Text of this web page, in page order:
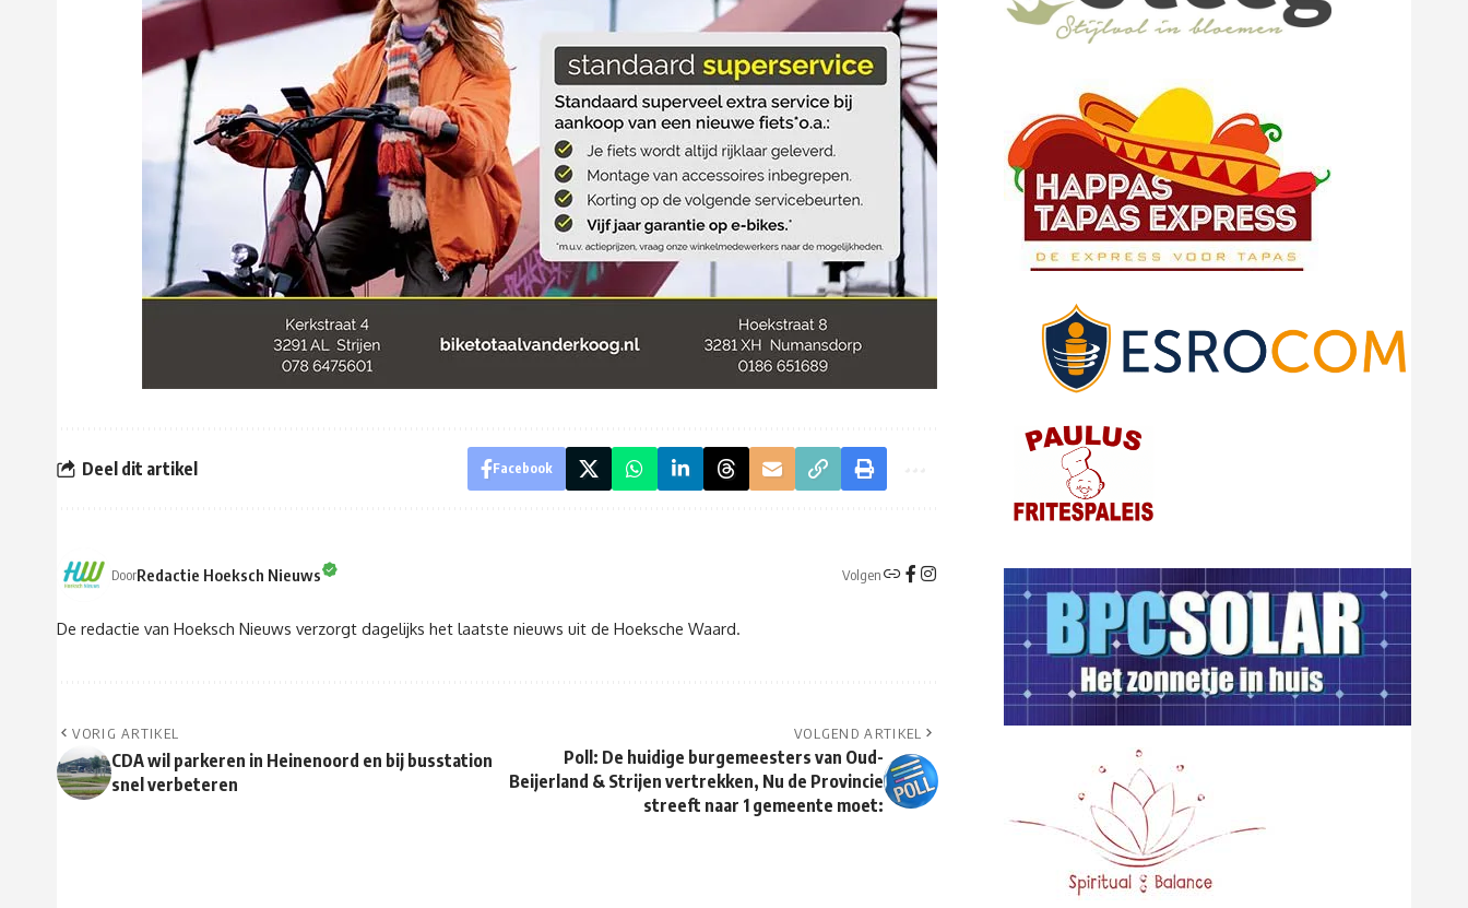
Deel dit artikel Facebook
DoorRedactie Hoeksch Nieuws Volgen
De redactie van Hoeksch Nieuws verzorgt dagelijks het laatste nieuws uit de Hoeksche Waard.
VORIG ARTIKEL
CDA wil parkeren in Heinenoord en bij busstation
snel verbeteren
VOLGEND ARTIKEL
Poll: De huidige burgemeesters van Oud-
Beijerland & Strijen vertrekken, Nu de Provincie
streeft naar 1 gemeente moet: